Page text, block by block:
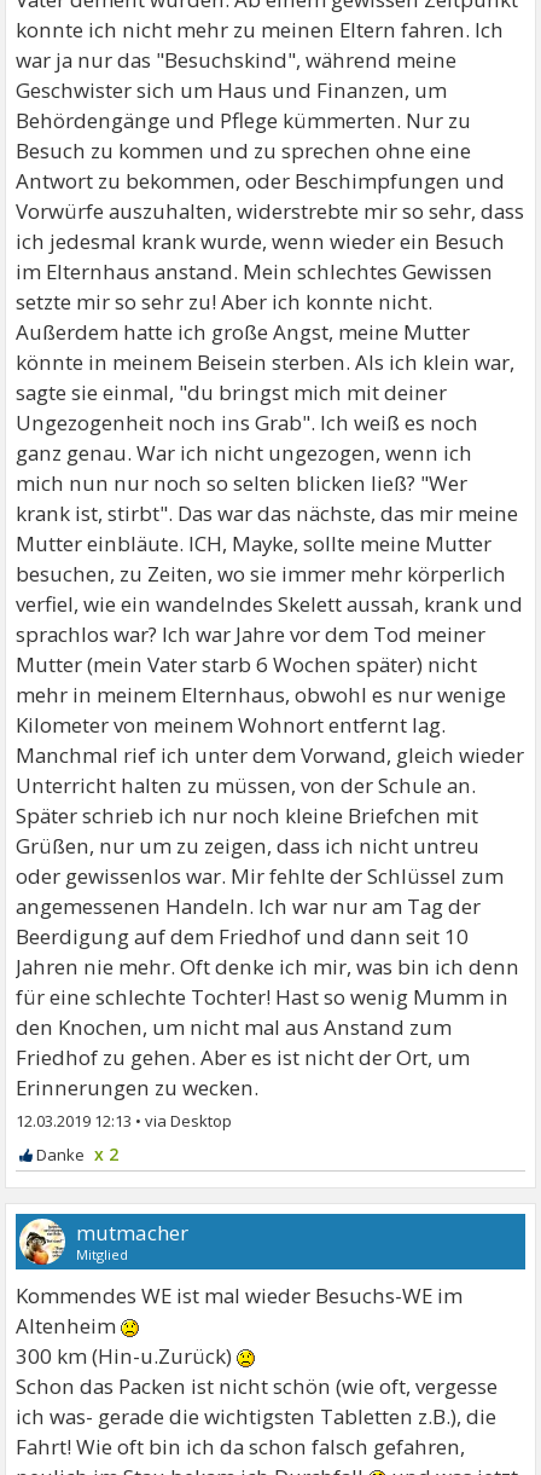
konnte ich nicht mehr zu meinen Eltern fahren. Ich
war ja nur das "Besuchskind", während meine
Geschwister sich um Haus und Finanzen, um
Behördengänge und Pflege kümmerten. Nur zu
Besuch zu kommen und zu sprechen ohne eine
Antwort zu bekommen, oder Beschimpfungen und
Vorwürfe auszuhalten, widerstrebte mir so sehr, dass
ich jedesmal krank wurde, wenn wieder ein Besuch
im Elternhaus anstand. Mein schlechtes Gewissen
setzte mir so sehr zu! Aber ich konnte nicht.
Außerdem hatte ich große Angst, meine Mutter
könnte in meinem Beisein sterben. Als ich klein war,
sagte sie einmal, "du bringst mich mit deiner
Ungezogenheit noch ins Grab". Ich weiß es noch
ganz genau. War ich nicht ungezogen, wenn ich
mich nun nur noch so selten blicken ließ? "Wer
krank ist, stirbt". Das war das nächste, das mir meine
Mutter einbläute. ICH, Mayke, sollte meine Mutter
besuchen, zu Zeiten, wo sie immer mehr körperlich
verfiel, wie ein wandelndes Skelett aussah, krank und
sprachlos war? Ich war Jahre vor dem Tod meiner
Mutter (mein Vater starb 6 Wochen später) nicht
mehr in meinem Elternhaus, obwohl es nur wenige
Kilometer von meinem Wohnort entfernt lag.
Manchmal rief ich unter dem Vorwand, gleich wieder
Unterricht halten zu müssen, von der Schule an.
Später schrieb ich nur noch kleine Briefchen mit
Grüßen, nur um zu zeigen, dass ich nicht untreu
oder gewissenlos war. Mir fehlte der Schlüssel zum
angemessenen Handeln. Ich war nur am Tag der
Beerdigung auf dem Friedhof und dann seit 10
Jahren nie mehr. Oft denke ich mir, was bin ich denn
für eine schlechte Tochter! Hast so wenig Mumm in
den Knochen, um nicht mal aus Anstand zum
Friedhof zu gehen. Aber es ist nicht der Ort, um
Erinnerungen zu wecken.
12.03.2019 12:13 •
x 2
mutmacher
Mitglied
Kommendes WE ist mal wieder Besuchs-WE im
Altenheim
300 km (Hin-u.Zurück)
Schon das Packen ist nicht schön (wie oft, vergesse
ich was- gerade die wichtigsten Tabletten z.B.), die
Fahrt! Wie oft bin ich da schon falsch gefahren,